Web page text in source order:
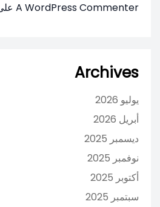
A WordPress Commenter
Archives
يوليو 2026
أبريل 2026
ديسمبر 2025
نوفمبر 2025
أكتوبر 2025
سبتمبر 2025